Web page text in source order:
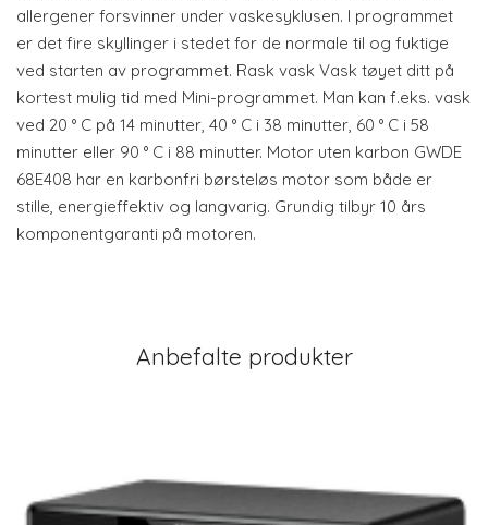
allergener forsvinner under vaskesyklusen. I programmet
er det fire skyllinger i stedet for de normale til og fuktige
ved starten av programmet. Rask vask Vask tøyet ditt på
kortest mulig tid med Mini-programmet. Man kan f.eks. vask
ved 20 ° C på 14 minutter, 40 ° C i 38 minutter, 60 ° C i 58
minutter eller 90 ° C i 88 minutter. Motor uten karbon GWDE
68E408 har en karbonfri børsteløs motor som både er
stille, energieffektiv og langvarig. Grundig tilbyr 10 års
komponentgaranti på motoren.
Anbefalte produkter